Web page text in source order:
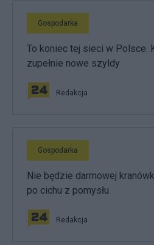
Gospodarka
To koniec tej sieci w Polsce.
zupełnie nowe szyldy
Redakcja
Gospodarka
Nie będzie darmowej
po cichu z pomysłu
Redakcja